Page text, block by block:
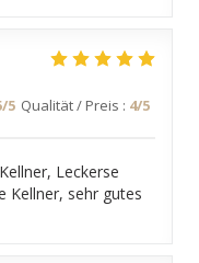
/5 Qualität / Preis : 4/5
Leckerse
Kellner, sehr gutes